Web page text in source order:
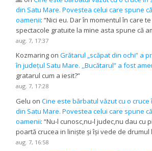
din Satu Mare. Povestea celui care spune
oamenii: “Nici eu. Dar în momentul în care
spectacole gratuite la mine asta spune că
aug. 7, 17:37
Kozmaring onGrătarul „scăpat din ochi” a
în județul Satu Mare. ,,Bucătarul” a fost
gratarul cum a iesit?”
aug. 7, 17:28
Gelu onCine este bărbatul văzut cu o
din Satu Mare. Povestea celui care spune
oamenii: “Nu-l cunosc,nu-l judec,nu dau cu
poartă crucea in liniște și își vede de
aug. 7, 16:58